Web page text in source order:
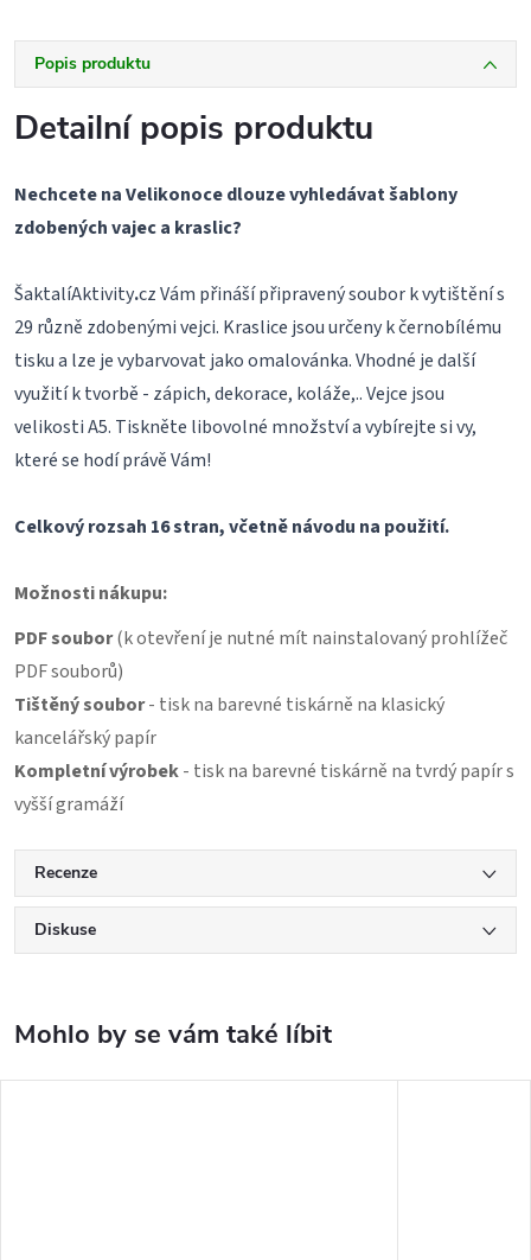
Popis produktu
Detailní popis produktu
Nechcete na Velikonoce dlouze vyhledávat šablony
zdobených vajec a kraslic?
ŠaktalíAktivity.cz Vám přináší připravený soubor k vytištění s
29 různě zdobenými vejci. Kraslice jsou určeny k černobílému
tisku a lze je vybarvovat jako omalovánka. Vhodné je další
využití k tvorbě - zápich, dekorace, koláže,.. Vejce jsou
velikosti A5. Tiskněte libovolné množství a vybírejte si vy,
které se hodí právě Vám!
Celkový rozsah 16 stran, včetně návodu na použití.
Možnosti nákupu:
PDF soubor(k otevření je nutné mít nainstalovaný prohlížeč
PDF souborů)
Tištěný soubor- tisk na barevné tiskárně na klasický
kancelářský papír
Kompletní výrobek- tisk na barevné tiskárně na tvrdý papír s
vyšší gramáží
Recenze
Diskuse